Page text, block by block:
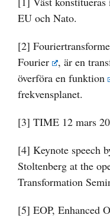
EU och Nato.
[2]
Fourier
, är en
överföra en funktion
frekvensplanet.
[3] TIME 12 mars
[4] Keynote speech
Stoltenberg at the
Transformation
[5] EOP, Enhanced